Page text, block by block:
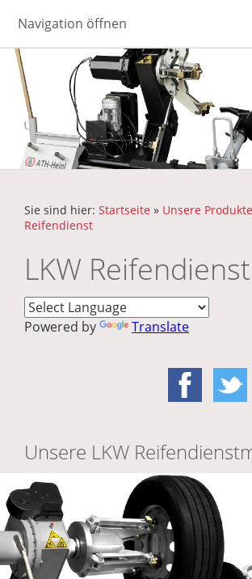
Navigation öffnen
Sie sind hier: Startseite » Unsere Produkte
Reifendienst
LKW Reifendienst
Powered by Translate
Unsere LKW